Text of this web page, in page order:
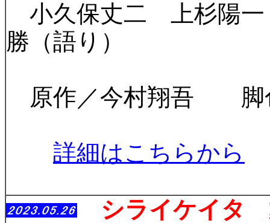
小久保丈二 上杉陽
勝（語り）
原作／今村翔吾 脚
詳細はこちらから
シライケイタ